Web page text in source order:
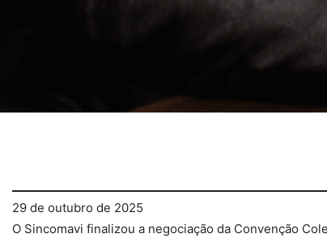
29 de outubro de 2025
O Sincomavi finalizou a negociação da Convenção